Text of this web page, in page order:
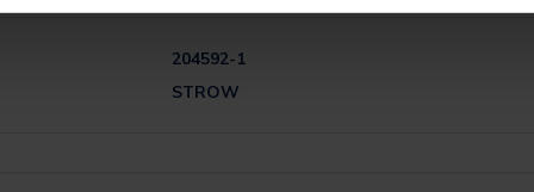
204592-1
STROW